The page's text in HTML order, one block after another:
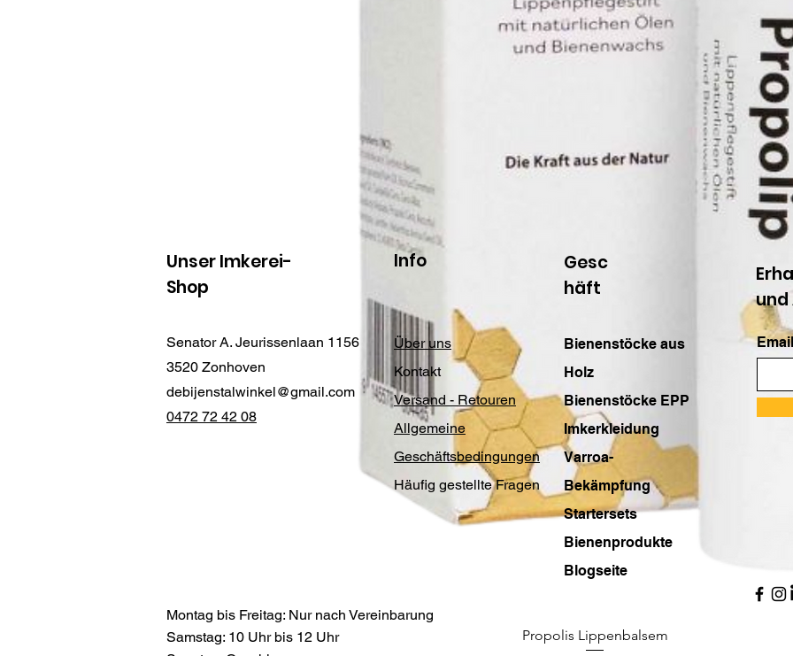
Propolis Lippenbalsem
Unser Imkerei-
Shop
Senator A. Jeurissenlaan 1156
3520 Zonhoven
debijenstalwinkel@gmail.com
0472 72 42 08
Info
Über uns
Kontakt
Versand - Retouren
Allgemeine
Geschäftsbedingungen
Häufig gestellte Fragen
Gesc
häft
Bienenstöcke aus
Holz
Bienenstöcke EPP
Imkerkleidung
Varroa-
Bekämpfung
Startersets
Bienenprodukte
Blogseite
und
Montag bis Freitag: Nur nach Vereinbarung
Samstag: 10 Uhr bis 12 Uhr